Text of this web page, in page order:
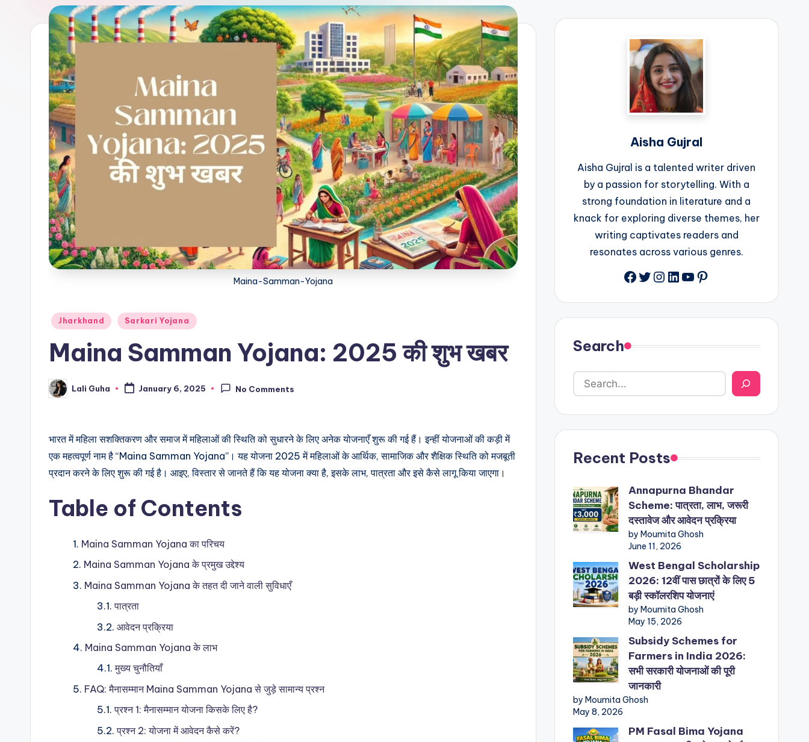
Maina-Samman-Yojana
Posted
Jharkhand Sarkari Yojana
Maina Samman Yojana: 2025 की शुभ खबर
Posted
by
Lali Guha January 6, 2025 No Comments
भारत में महिला सशक्तिकरण और समाज में महिलाओं की स्थिति को सुधारने के लिए अनेक योजनाएँ शुरू की गई हैं। इन्हीं योजनाओं की कड़ी में
एक महत्वपूर्ण नाम है “Maina Samman Yojana”। यह योजना 2025 में महिलाओं के आर्थिक, सामाजिक और शैक्षिक स्थिति को मजबूती
प्रदान करने के लिए शुरू की गई है। आइए, विस्तार से जानते हैं कि यह योजना क्या है, इसके लाभ, पात्रता और इसे कैसे लागू किया जाएगा।
Table of Contents
Maina Samman Yojana का परिचय
Maina Samman Yojana के प्रमुख उद्देश्य
Maina Samman Yojana के तहत दी जाने वाली सुविधाएँ
पात्रता
आवेदन प्रक्रिया
Maina Samman Yojana के लाभ
मुख्य चुनौतियाँ
FAQ: मैनासम्मान Maina Samman Yojana से जुड़े सामान्य प्रश्न
प्रश्न 1: मैनासम्मान योजना किसके लिए है?
प्रश्न 2: योजना में आवेदन कैसे करें?
Aisha Gujral
Aisha Gujral is a talented writer driven
by a passion for storytelling. With a
strong foundation in literature and a
knack for exploring diverse themes, her
writing captivates readers and
resonates across various genres.
Facebook
Twitter
Instagram
LinkedIn
YouTube
Pinterest
Search
Recent Posts
Annapurna Bhandar
Scheme: पात्रता, लाभ, जरूरी
दस्तावेज और आवेदन प्रक्रिया
by Moumita Ghosh
June 11, 2026
West Bengal Scholarship
2026: 12वीं पास छात्रों के लिए 5
बड़ी स्कॉलरशिप योजनाएं
by Moumita Ghosh
May 15, 2026
Subsidy Schemes for
Farmers in India 2026:
सभी सरकारी योजनाओं की पूरी
जानकारी
by Moumita Ghosh
May 8, 2026
PM Fasal Bima Yojana